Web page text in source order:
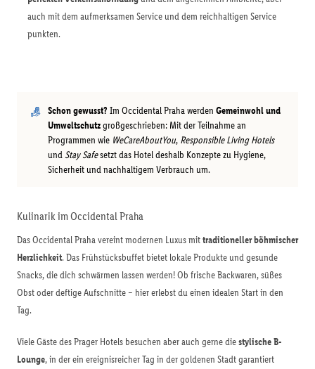
auch mit dem aufmerksamen Service und dem reichhaltigen Service
punkten.
Schon gewusst? Im Occidental Praha werden Gemeinwohl und
Umweltschutzgroßgeschrieben: Mit der Teilnahme an
Programmen wie WeCareAboutYou, Responsible Living Hotels
und Stay Safesetzt das Hotel deshalb Konzepte zu Hygiene,
Sicherheit und nachhaltigem Verbrauch um.
Kulinarik im Occidental Praha
Das Occidental Praha vereint modernen Luxus mittraditioneller böhmischer
Herzlichkeit. Das Frühstücksbuffet bietet lokale Produkte und gesunde
Snacks, die dich schwärmen lassen werden! Ob frische Backwaren, süßes
Obst oder deftige Aufschnitte – hier erlebst du einen idealen Start in den
Tag.
Viele Gäste des Prager Hotels besuchen aber auch gerne diestylische B-
Lounge, in der ein ereignisreicher Tag in der goldenen Stadt garantiert